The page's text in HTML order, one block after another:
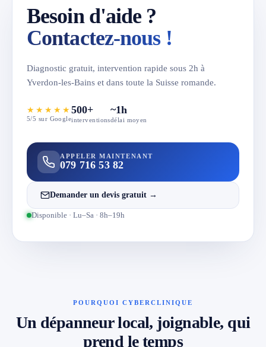
Besoin d'aide ?
Contactez-nous !
Diagnostic gratuit, intervention rapide sous 2h à
Yverdon-les-Bains et dans toute la Suisse romande.
★★★★★
5/5 sur Google
500+
interventions
~1h
délai moyen
APPELER MAINTENANT
079 716 53 82
Demander un devis gratuit →
Disponible · Lu–Sa · 8h–19h
POURQUOI CYBERCLINIQUE
Un dépanneur local, joignable, qui
prend le temps